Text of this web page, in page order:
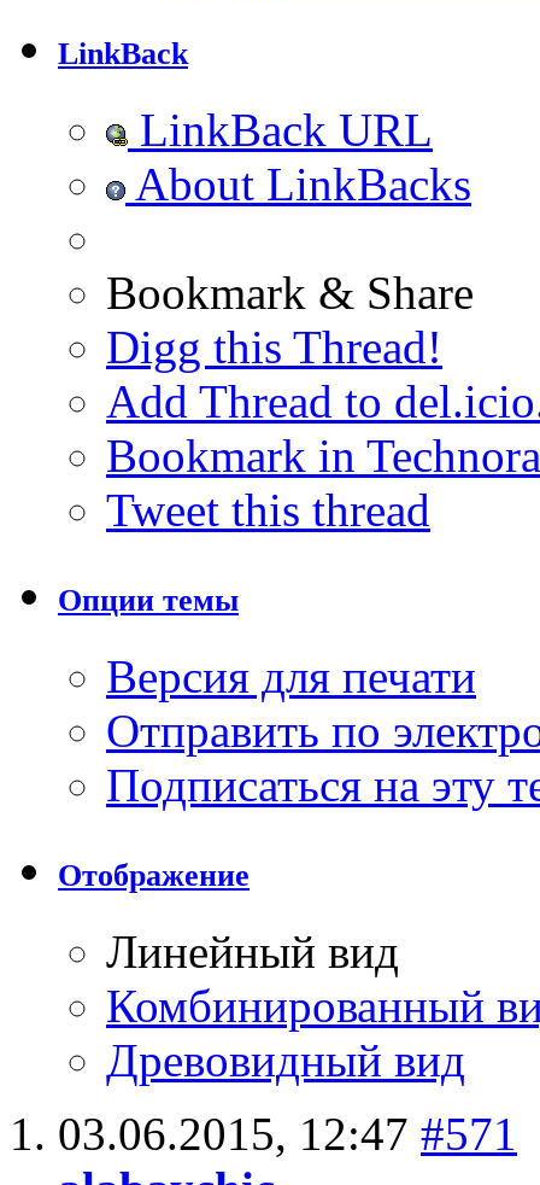
LinkBack
LinkBack URL
About LinkBacks
Bookmark & Share
Digg this Thread!
Add Thread to
Bookmark in
Tweet this thread
Опции темы
Версия для печати
Отправить по
Подписаться на эту
Отображение
Линейный вид
Комбинированный
Древовидный вид
03.06.2015, 12:47 #571